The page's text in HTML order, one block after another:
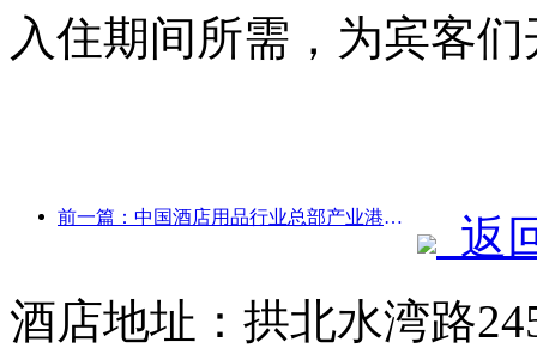
入住期间所需，为宾客
前一篇：中国酒店用品行业总部产业港落户广东
返
酒店地址：拱北水湾路